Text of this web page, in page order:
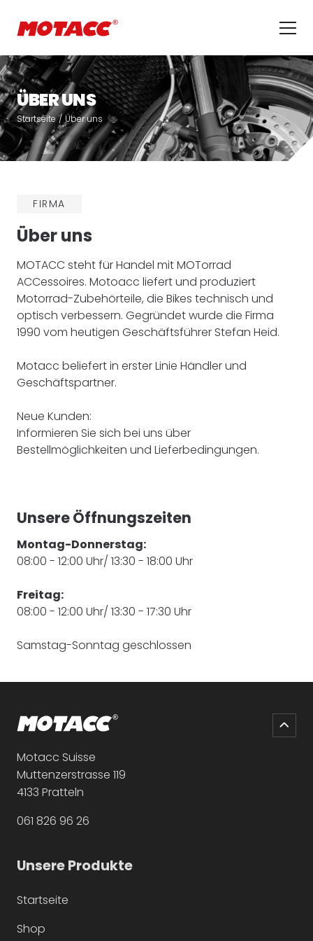
ÜBER UNS
Startseite Über uns
FIRMA
Über uns
MOTACC steht für Handel mit MOTorrad
ACCessoires. Motoacc liefert und produziert
Motorrad-Zubehörteile, die Bikes technisch und
optisch verbessern. Gegründet wurde die Firma
1990 vom heutigen Geschäftsführer Stefan Heid.
Motacc beliefert in erster Linie Händler und
Geschäftspartner.
Neue Kunden:
Informieren Sie sich bei uns über
Bestellmöglichkeiten und Lieferbedingungen.
Unsere Öffnungszeiten
Montag-Donnerstag:
08:00 - 12:00 Uhr/ 13:30 - 18:00 Uhr
Freitag:
08:00 - 12:00 Uhr/ 13:30 - 17:30 Uhr
Samstag-Sonntag geschlossen
Motacc Suisse
Muttenzerstrasse 119
4133 Pratteln
061 826 96 26
Unsere Produkte
Navigation
Startseite
Shop